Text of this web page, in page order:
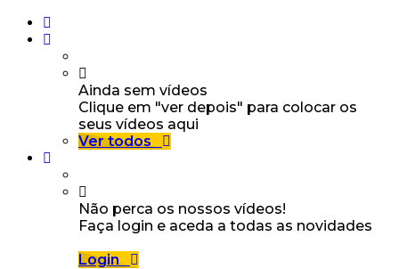
Ainda sem vídeos
Clique em "ver depois" para colocar os
seus vídeos aqui
Ver todos
Não perca os nossos vídeos!
Faça login e aceda a todas as novidades
Login